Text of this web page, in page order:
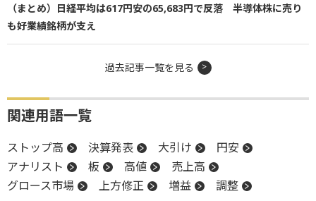
（まとめ）日経平均は617円安の65,683円で反落 半導体株に売り
も好業績銘柄が支え
過去記事一覧を見る
関連用語一覧
ストップ高 決算発表 大引け
円安
アナリスト
板 高値
売上高
グロース市場
上方修正 増益
調整